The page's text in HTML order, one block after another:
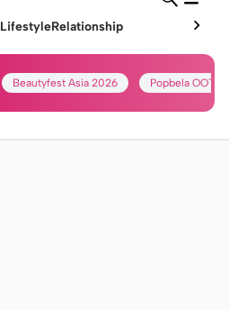
LifestyleRelationship
Beautyfest Asia 2026 Popbela OOTD